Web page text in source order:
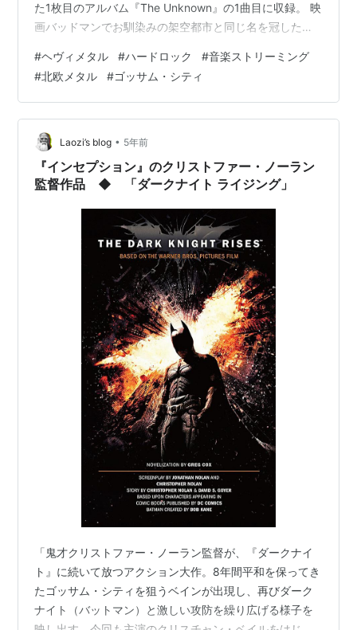
た1枚目のアルバム『The Unknown』の1曲目に収録。 映
画バッドマンでお馴染みの架空都市と同じ名を冠した、
は黎明期に、スウェーデン・ウメオで結成された4人組で
す。 時期的に、当然NWOBHMの影響下にある音楽性で
スタート。デモ制作を経て1982年には自主制作の7イン
チシングル『Gotham City / Killer Angels』、1983年には
6曲入りEP『 Blac…
#ヘヴィメタル #ハードロック #音楽ストリーミング
#北欧メタル #ゴッサム・シティ
Laozi’s blog • 5年前
『インセプション』のクリストファー・ノーラン
監督作品 ◆ 「ダークナイト ライジング」
「鬼才クリストファー・ノーラン監督が、『ダークナイ
ト』に続いて放つアクション大作。8年間平和を保ってき
たゴッサム・シティを狙うベインが出現し、再びダーク
ナイト（バットマン）と激しい攻防を繰り広げる様子を